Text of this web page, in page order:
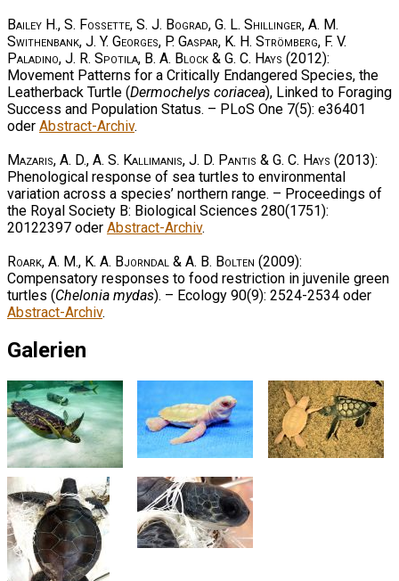
Bailey H., S. Fossette, S. J. Bograd, G. L. Shillinger, A. M.
Swithenbank, J. Y. Georges, P. Gaspar, K. H. Strömberg, F. V.
Paladino, J. R. Spotila, B. A. Block & G. C. Hays (2012):
Movement Patterns for a Critically Endangered Species, the
Leatherback Turtle (Dermochelys coriacea), Linked to Foraging
Success and Population Status. – PLoS One 7(5): e36401
oder Abstract-Archiv.
Mazaris, A. D., A. S. Kallimanis, J. D. Pantis & G. C. Hays (2013):
Phenological response of sea turtles to environmental
variation across a species’ northern range. – Proceedings of
the Royal Society B: Biological Sciences 280(1751):
20122397 oder Abstract-Archiv.
Roark, A. M., K. A. Bjorndal & A. B. Bolten (2009):
Compensatory responses to food restriction in juvenile green
turtles (Chelonia mydas). – Ecology 90(9): 2524-2534 oder
Abstract-Archiv.
Galerien